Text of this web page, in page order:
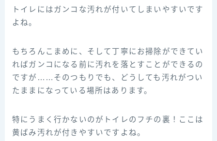
トイレにはガンコな汚れが付いてしまいやすいです
よね。
もちろんこまめに、そして丁寧にお掃除ができてい
ればガンコになる前に汚れを落とすことができるの
ですが……そのつもりでも、どうしても汚れがつい
たままになっている場所はあります。
特にうまく行かないのがトイレのフチの裏！ここは
黄ばみ汚れが付きやすいですよね。